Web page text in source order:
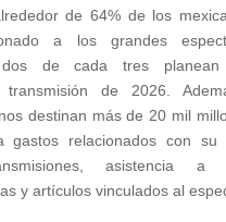
de 64% de los
a los grandes
de cada tres planean
transmisión de 2026.
destinan más de 20 mil
relacionados con su
asistencia a
y artículos vinculados al